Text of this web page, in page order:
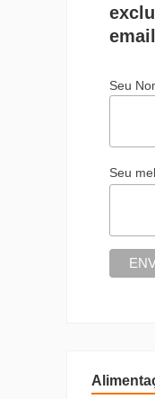
email
Seu
Seu